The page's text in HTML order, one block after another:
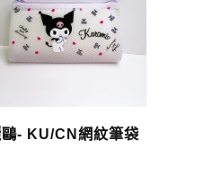
鷗- KU/CN網紋筆袋